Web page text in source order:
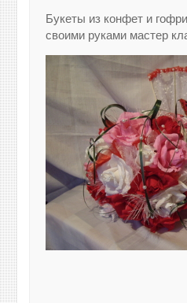
Букеты из конфет и
своими руками мастер